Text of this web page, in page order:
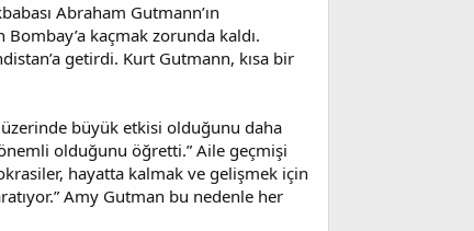
Abraham Gutmann’ın
kaçmak zorunda kaldı.
getirdi. Kurt Gutmann, kısa bir
büyük etkisi olduğunu daha
olduğunu öğretti.” Aile geçmişi
hayatta kalmak ve gelişmek için
Amy Gutman bu nedenle her